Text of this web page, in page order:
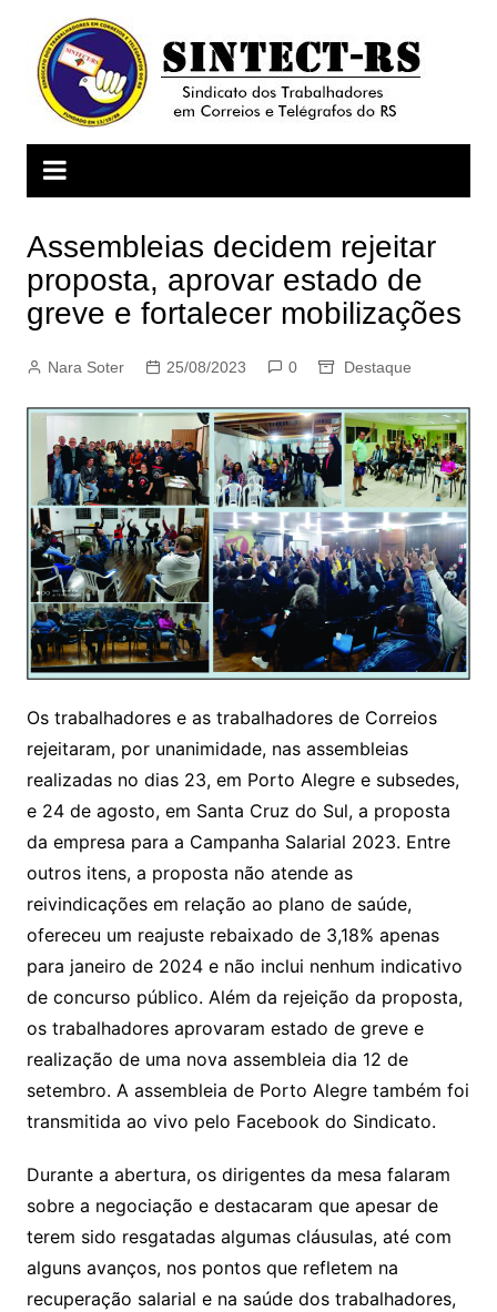
conteúdo
Assembleias decidem rejeitar
proposta, aprovar estado de
greve e fortalecer mobilizações
Nara Soter 25/08/2023 0 Destaque
Os trabalhadores e as trabalhadores de Correios
rejeitaram, por unanimidade, nas assembleias
realizadas no dias 23, em Porto Alegre e subsedes,
e 24 de agosto, em Santa Cruz do Sul, a proposta
da empresa para a Campanha Salarial 2023. Entre
outros itens, a proposta não atende as
reivindicações em relação ao plano de saúde,
ofereceu um reajuste rebaixado de 3,18% apenas
para janeiro de 2024 e não inclui nenhum indicativo
de concurso público. Além da rejeição da proposta,
os trabalhadores aprovaram estado de greve e
realização de uma nova assembleia dia 12 de
setembro. A assembleia de Porto Alegre também foi
transmitida ao vivo pelo Facebook do Sindicato.
Durante a abertura, os dirigentes da mesa falaram
sobre a negociação e destacaram que apesar de
terem sido resgatadas algumas cláusulas, até com
alguns avanços, nos pontos que refletem na
recuperação salarial e na saúde dos trabalhadores,